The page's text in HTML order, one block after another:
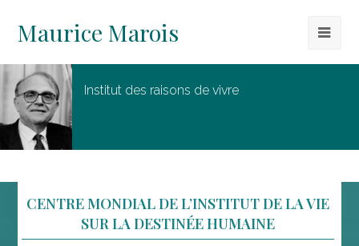
Maurice Marois
Institut des raisons de vivre
CENTRE MONDIAL DE L’INSTITUT DE LA VIE
SUR LA DESTINÉE HUMAINE